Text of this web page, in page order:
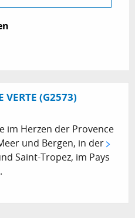
VERTE (G2573)
im Herzen der Provence
und Bergen, in der
Saint-Tropez, im Pays